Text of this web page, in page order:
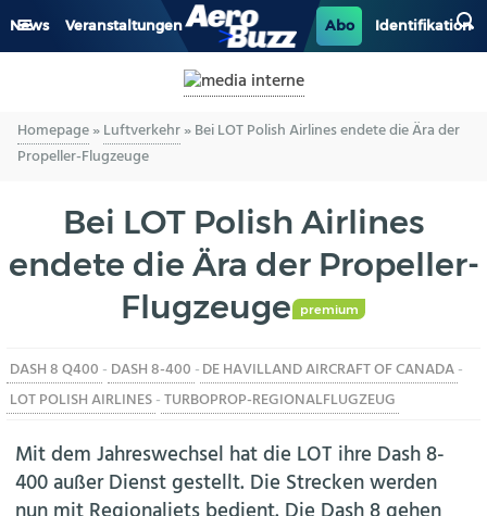
News Veranstaltungen Abo Identifikation
BIZAV
MILITÄR
HELIKOPTER
AERO-KULTUR
Homepage»Luftverkehr»Bei LOT Polish Airlines endete die Ära der
Propeller-Flugzeuge
Bei LOT Polish Airlines
endete die Ära der Propeller-
Flugzeuge
premium
DASH 8 Q400 - DASH 8-400 -DE HAVILLAND AIRCRAFT OF CANADA-
LOT POLISH AIRLINES-TURBOPROP-REGIONALFLUGZEUG
Mit dem Jahreswechsel hat die LOT ihre Dash 8-
400 außer Dienst gestellt. Die Strecken werden